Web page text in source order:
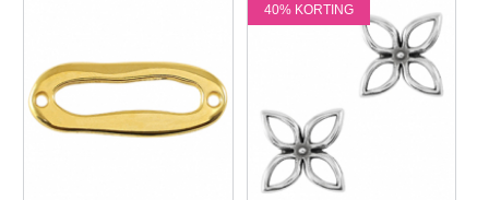
40% KORTING